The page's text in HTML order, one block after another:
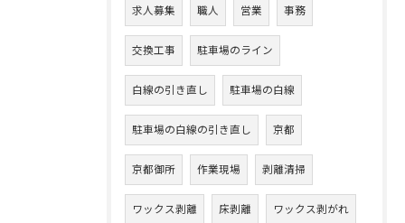
求人募集 職人 営業 事務
交換工事 駐車場のライン
白線の引き直し 駐車場の白線
駐車場の白線の引き直し 京都
京都御所 作業現場 剥離清掃
ワックス剥離 床剥離 ワックス剥がれ